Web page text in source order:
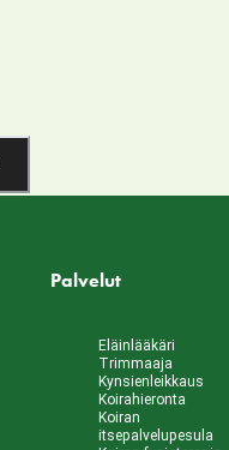
Palvelut
Eläinlääkäri
Trimmaaja
Kynsienleikkaus
Koirahieronta
Koiran
itsepalvelupesula